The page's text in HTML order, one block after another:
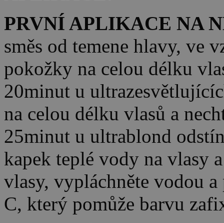
PRVNÍ APLIKACE NA
směs od temene hlavy, ve
pokožky na celou délku
20minut u
na celou délku vlasů a
25minut u ultrablond
kapek teplé vody na vlasy
vlasy, vypláchněte vodou
C, který pomůže barvu